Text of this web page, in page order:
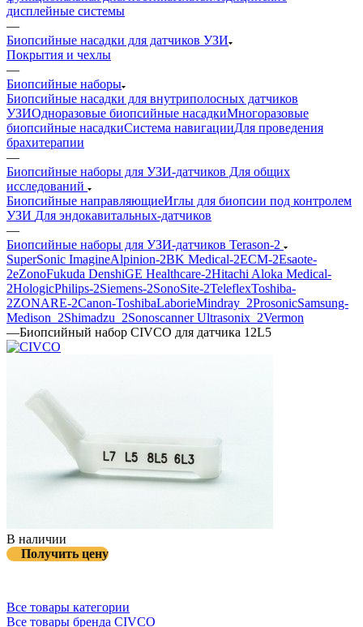
дисплейные системы
—
Биопсийные насадки для датчиков УЗИ
Покрытия и чехлы
—
Биопсийные наборы
Биопсийные насадки для внутриполосных датчиков
УЗИОдноразовые биопсийные насадкиМногоразовые
биопсийные насадкиСистема навигацииДля проведения
брахитерапии
—
Биопсийные наборы для УЗИ-датчиков Для общих
исследований
Биопсийные направляющиеИглы для биопсии под контролем
УЗИ Для эндокавитальных-датчиков
—
Биопсийные наборы для УЗИ-датчиков Terason-2
SuperSonic ImagineAlpinion-2BK Medical-2ECM-2Esaote-
2eZonoFukuda DenshiGE Healthcare-2Hitachi Aloka Medical-
2HologicPhilips-2Siemens-2SonoSite-2TeleflexToshiba-
2ZONARE-2Canon-ToshibaLaborieMindray_2ProsonicSamsung-
Medison_2Shimadzu_2SonoscannerUltrasonix_2Vermon
—Биопсийный набор CIVCO для датчика 12L5
В наличии
Получить цену
Все товары категории
Все товары бренда CIVCO